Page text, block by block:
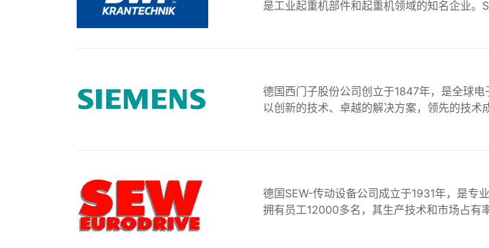
是工业起重机部件和起重机领域的知名企业。
德国西门子股份公司创立于1847年，是全球
以创新的技术、卓越的解决方案，领先的技术
德国SEW-传动设备公司成立于1931年，是专
拥有员工12000多名，其生产技术和市场占有